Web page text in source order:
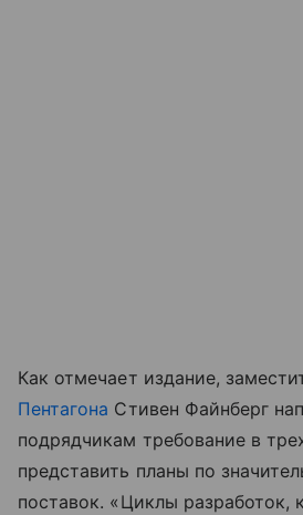
Как отмечает издание,
Пентагона Стивен Файнберг
подрядчикам требование в
представить планы по
поставок. «Циклы разработок,